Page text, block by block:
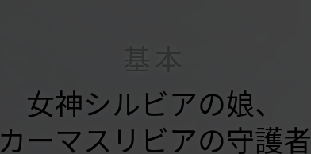
基本
女神シルビアの娘、
カーマスリビアの守護者